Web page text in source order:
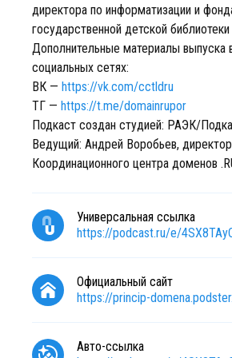
директора по информатизации и
государственной детской библиотеки
Дополнительные материалы выпуска
социальных сетях:
ВК — https://vk.com/cctldru
ТГ — https://t.me/domainrupor
Подкаст создан студией: РАЭК/
Ведущий: Андрей Воробьев, директор
Координационного центра доменов
Универсальная ссылка
https://podcast.ru/e/
Официальный сайт
https://princip-
Авто-ссылка